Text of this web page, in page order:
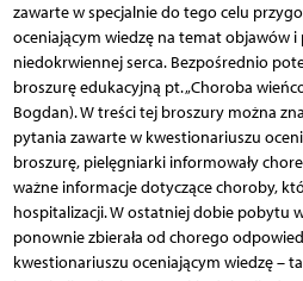
zawarte w specjalnie do tego celu
oceniającym wiedzę na temat objawów
niedokrwiennej serca. Bezpośrednio
broszurę edukacyjną pt. „Choroba
Bogdan). W treści tej broszury można
pytania zawarte w kwestionariuszu
broszurę, pielęgniarki informowały
ważne informacje dotyczące choroby,
hospitalizacji. W ostatniej dobie pobytu
ponownie zbierała od chorego
kwestionariuszu oceniającym wiedzę –